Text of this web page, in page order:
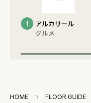
1
アルカサール
グルメ
HOME FLOOR GUIDE